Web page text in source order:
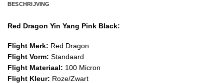
BESCHRIJVING
Red Dragon Yin Yang Pink Black:
Flight Merk: Red Dragon
Flight Vorm: Standaard
Flight Materiaal: 100 Micron
Flight Kleur: Roze/Zwart